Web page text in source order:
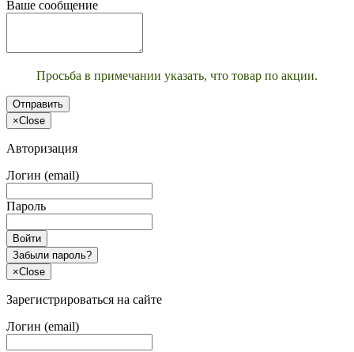
Ваше сообщение
Просьба в примечании указать, что товар по акции.
Отправить
×Close
Авторизация
Логин (email)
Пароль
Войти
Забыли пароль?
×Close
Зарегистрироваться на сайте
Логин (email)